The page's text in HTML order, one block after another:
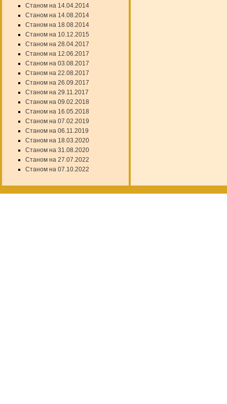
Станом на 14.04.2014
Станом на 14.08.2014
Станом на 18.08.2014
Станом на 10.12.2015
Станом на 28.04.2017
Станом на 12.06.2017
Станом на 03.08.2017
Станом на 22.08.2017
Станом на 26.09.2017
Станом на 29.11.2017
Станом на 09.02.2018
Станом на 16.05.2018
Станом на 07.02.2019
Станом на 06.11.2019
Станом на 18.03.2020
Станом на 31.08.2020
Станом на 27.07.2022
Станом на 07.10.2022